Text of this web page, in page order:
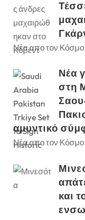
Νέα απο τον Κόσμο
Νέα
στη
αμυντικό
Νέα απο τον Κόσμο
και